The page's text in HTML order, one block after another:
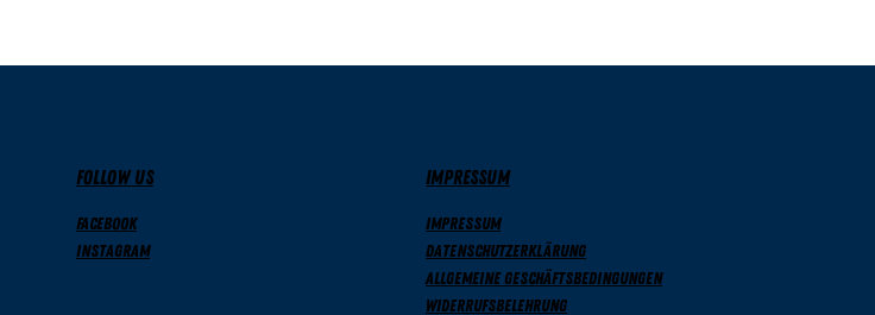
FOLLOW US
Facebook
Instagram
IMPRESSUM
Impressum
Datenschutzerklärung
Allgemeine Geschäftsbedingungen
Widerrufsbelehrung